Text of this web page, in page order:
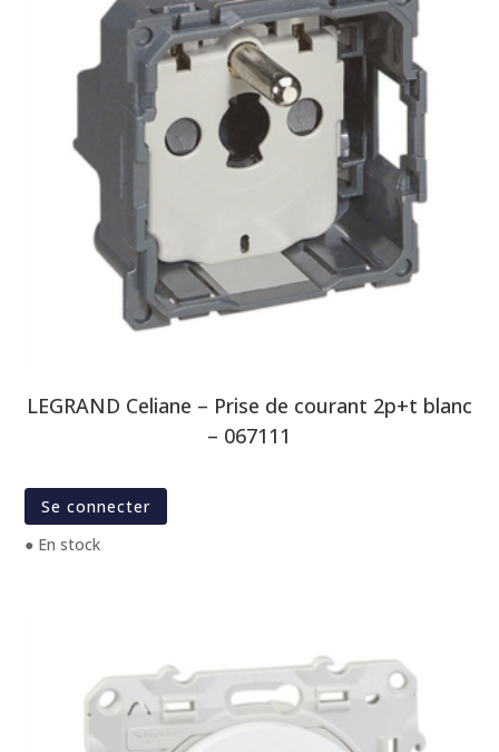
LEGRAND Celiane – Prise de courant 2p+t blanc
– 067111
Se connecter
● En stock